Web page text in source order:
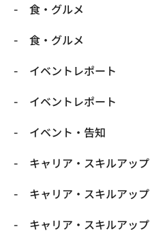
​食・グルメ
​食・グルメ
イベントレポート
イベントレポート
イベント・告知
キャリア・スキルアップ
キャリア・スキルアップ
キャリア・スキルアップ